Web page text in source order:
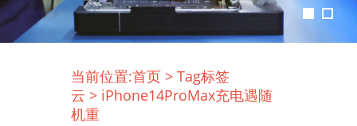
当前位置:首页 > Tag标签
云 > iPhone14ProMax充电遇随
机重